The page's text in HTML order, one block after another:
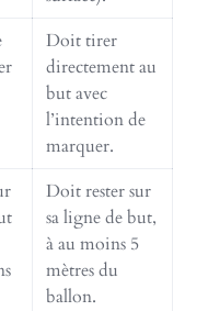
Doit tirer
directement au
but avec
l’intention de
marquer.
Doit rester sur
sa ligne de but,
à au moins 5
mètres du
ballon.